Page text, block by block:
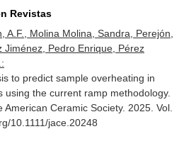
Revistas
A.F., Molina Molina, Sandra, Perejón,
Jiménez, Pedro Enrique, Pérez
to predict sample overheating in
using the current ramp methodology.
American Ceramic Society. 2025. Vol.
10.1111/jace.20248